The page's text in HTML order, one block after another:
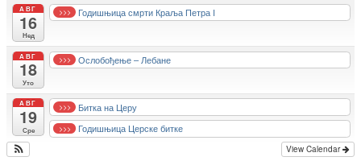
АВГ
16
Нед
>>> Годишњица смрти Краља Петра I
АВГ
18
Уто
>>> Ослобођење – Лебане
АВГ
19
Сре
>>> Битка на Церу
>>> Годишњица Церске битке
View Calendar